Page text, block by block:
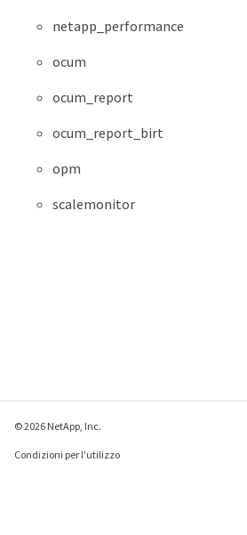
netapp_performance
ocum
ocum_report
ocum_report_birt
opm
scalemonitor
© 2026 NetApp, Inc.
Condizioni per l'utilizzo